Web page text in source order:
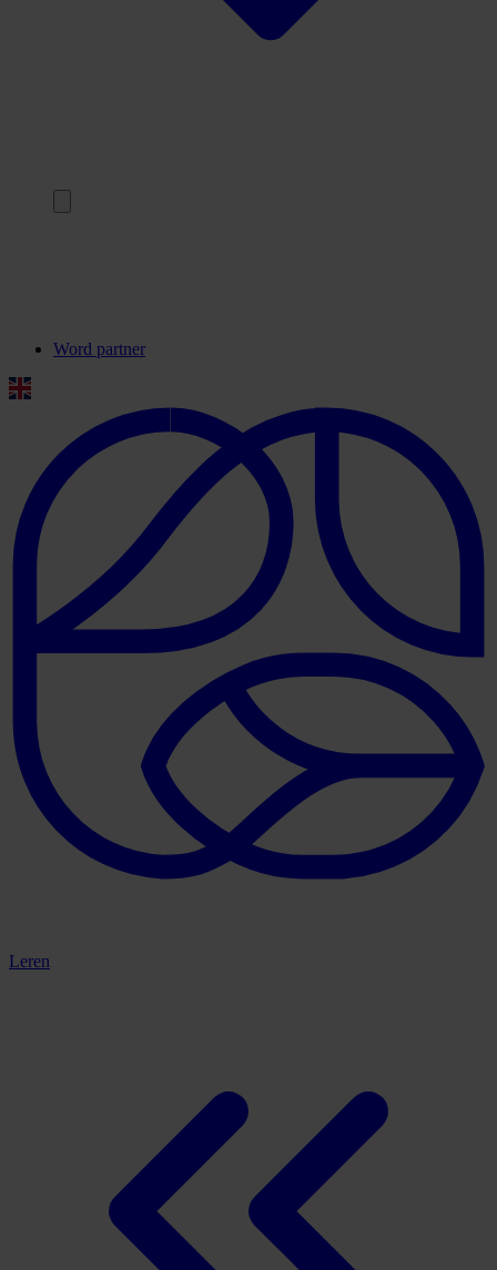
Word partner
Leren